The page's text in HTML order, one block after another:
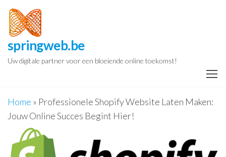
Spring
naar
de
inhoud
springweb.be
Uw digitale partner voor een bloeiende online toekomst!
Home » Professionele Shopify Website Laten Maken:
Jouw Online Succes Begint Hier!